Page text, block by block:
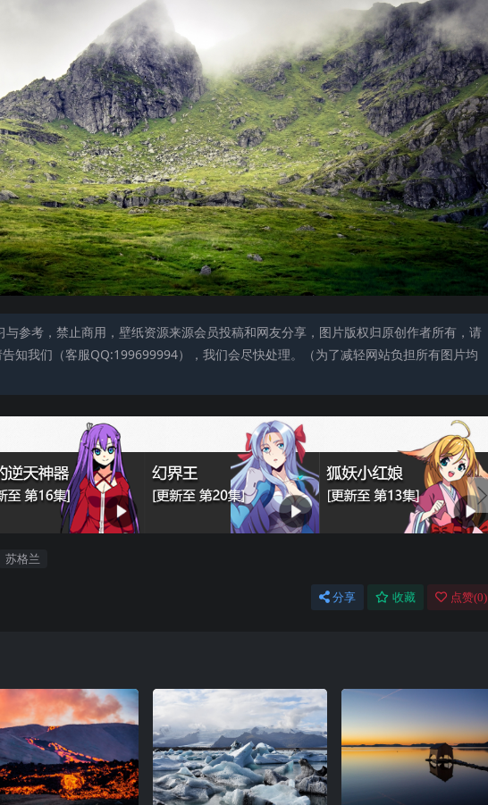
参考，禁止商用，壁纸资源来源会员投稿和网友分享，图片版权归原创作者所有，请
知我们（客服QQ:199699994），我们会尽快处理。（为了减轻网站负担所有图片均
苏格兰
分享 收藏 点赞(0)